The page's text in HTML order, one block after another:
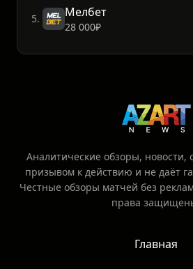
5. Мелбет
28 000₽
Аналитические обзоры, новости,
призывом к действию и не даёт
Честные обзоры матчей без
права
Главная